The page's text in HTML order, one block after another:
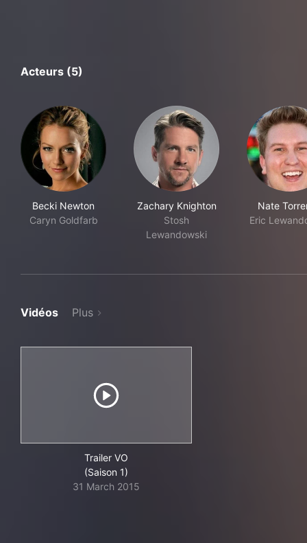
Acteurs (5)
Becki Newton
Caryn Goldfarb
Zachary Knighton
Stosh
Lewandowski
Nate
Eric
Vidéos Plus
Trailer VO
(Saison 1)
31 March 2015